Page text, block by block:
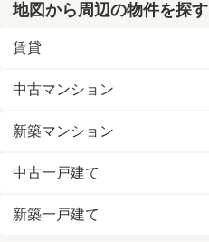
地図から周辺の物件を探す
賃貸
中古マンション
新築マンション
中古一戸建て
新築一戸建て